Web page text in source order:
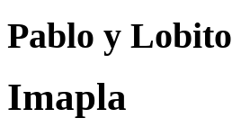
Pablo y Lobito
Imapla